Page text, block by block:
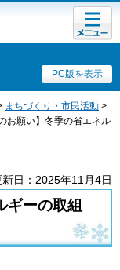
PC版を表示
メニュ
ー
まちづくり・市民活動 >
お願い】冬季の省エネル
新日：2025年11月4日
ギーの取組